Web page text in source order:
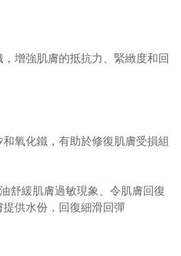
增強肌膚的抵抗力、緊緻度和回
氧化鐵，有助於修復肌膚受損組
舒緩肌膚過敏現象、令肌膚回復
供水份，回復細滑回彈